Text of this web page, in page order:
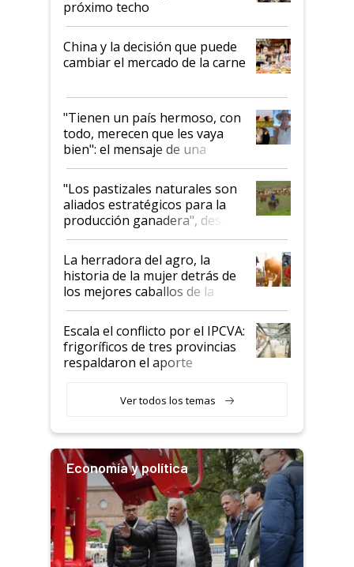
próximo techo
China y la decisión que puede
cambiar el mercado de la carne
"Tienen un país hermoso, con
todo, merecen que les vaya
bien": el mensaje de una
ganadera uruguaya sobre las
oportunidades que se abren
para el agro en Argentina, con
foco en la carne
"Los pastizales naturales son
aliados estratégicos para la
producción ganadera", destaca
la iniciativa que ya reúne a 46
establecimientos en Argentina
La herradora del agro, la
historia de la mujer detrás de
los mejores caballos de la
Argentina y los mitos que
todavía hacen sufrir a estos
animales: "Mientras me
descalificaban, yo seguí
haciendo currículum"
Escala el conflicto por el IPCVA:
frigoríficos de tres provincias
respaldaron el aporte
Ver todos los temas
Economía y política